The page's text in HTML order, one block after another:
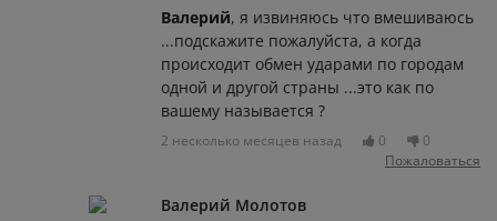
Валерий, я извиняюсь что вмешиваюсь
...подскажите пожалуйста, а когда
происходит обмен ударами по городам
одной и другой страны ...это как по
вашему называется ?
2 несколько месяцев назад 0
0
Пожаловаться
Валерий Молотов